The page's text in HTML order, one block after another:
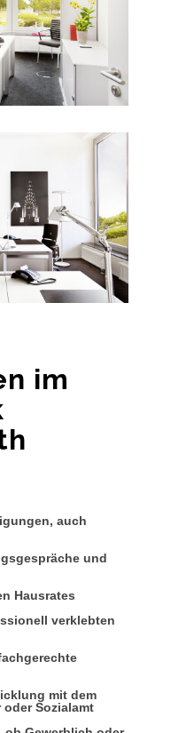
im
auch
und
Hausrates
verklebten
mit dem
Sozialamt